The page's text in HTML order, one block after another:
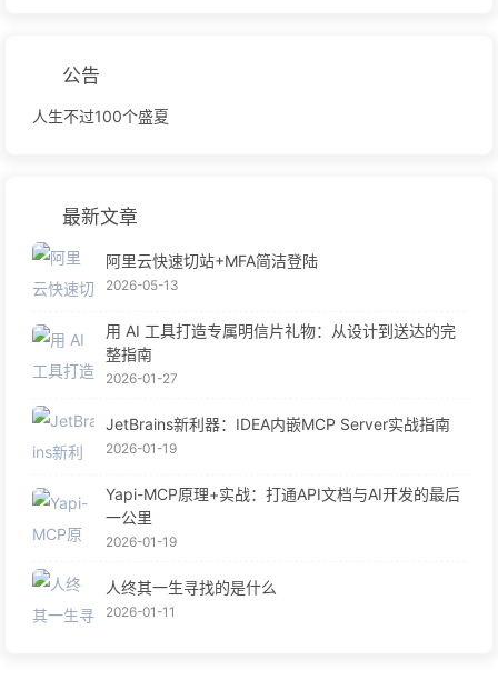
公告
人生不过100个盛夏
最新文章
阿里云快速切站+MFA简洁登陆
2026-05-13
用 AI 工具打造专属明信片礼物：从设计到送达的完
整指南
2026-01-27
JetBrains新利器：IDEA内嵌MCP Server实战指南
2026-01-19
Yapi-MCP原理+实战：打通API文档与AI开发的最后
一公里
2026-01-19
人终其一生寻找的是什么
2026-01-11